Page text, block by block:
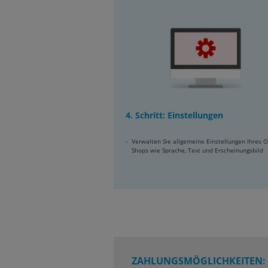
4. Schritt: Einstellungen
Verwalten Sie allgemeine Einstellungen Ihres
Shops wie Sprache, Text und Erscheinungsbild
ZAHLUNGSMÖGLICHKEITEN: